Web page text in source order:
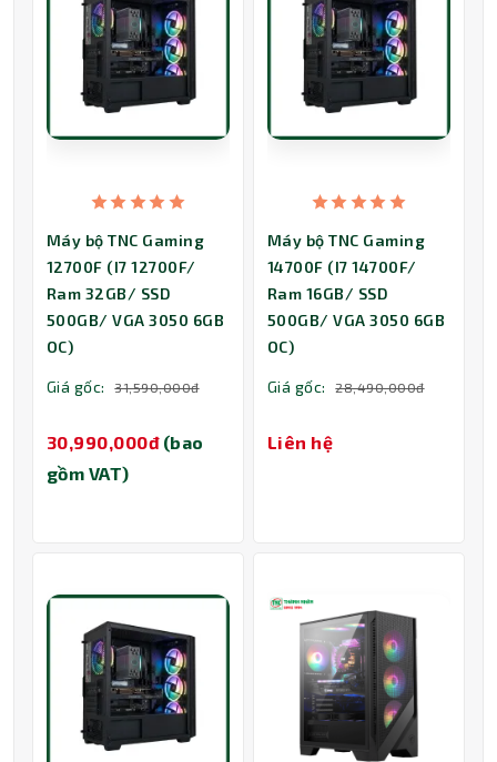
Máy bộ TNC Gaming
12700F (I7 12700F/
Ram 32GB/ SSD
500GB/ VGA 3050 6GB
OC)
Giá gốc: 31,590,000đ
30,990,000đ (bao
gồm VAT)
Máy bộ TNC Gaming
14700F (I7 14700F/
Ram 16GB/ SSD
500GB/ VGA 3050 6GB
OC)
Giá gốc: 28,490,000đ
Liên hệ